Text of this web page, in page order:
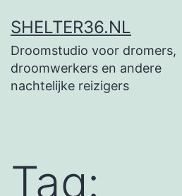
naar
de
inhoud
SHELTER36.NL
Droomstudio voor dromers,
droomwerkers en andere
nachtelijke reizigers
Tag: